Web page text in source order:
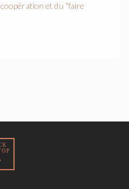
et du “faire